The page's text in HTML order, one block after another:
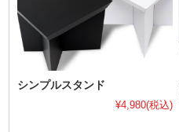
シンプルスタンド
¥4,980(税込)